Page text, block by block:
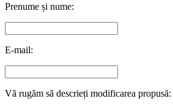
Prenume și nume:
E-mail:
Vă rugăm să descrieți modificarea propusă: